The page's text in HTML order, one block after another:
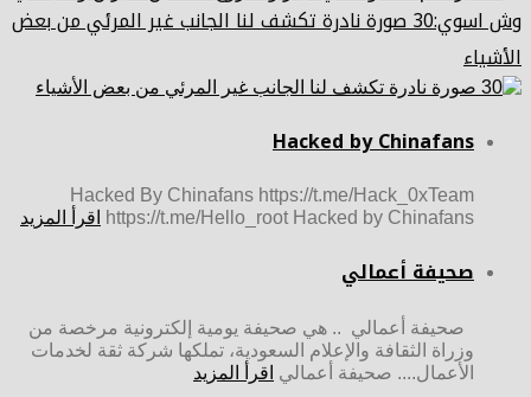
وش اسوي:30 صورة نادرة تكشف لنا الجانب غير المرئي من بعض
الأشياء
Hacked by Chinafans
Hacked By Chinafans https://t.me/Hack_0xTeam
https://t.me/Hello_root Hacked by Chinafans
اقرأ المزيد
صحيفة أعمالي
صحيفة أعمالي .. هي صحيفة يومية إلكترونية مرخصة من
وزراة الثقافة والإعلام السعودية، تملكها شركة ثقة لخدمات
الأعمال.... صحيفة أعمالي اقرأ المزيد